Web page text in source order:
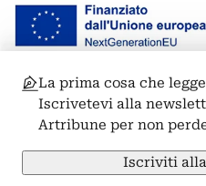
© 2011-2026 ARTRIBUNE srl –
00186 Roma - P.I. 11381581005
Privacy: Responsabile della
ARTRIBUNE srl – Corso Vittorio
Termini e condizioniPrivacy
La prima cosa che
Iscrivetevi alla
Artribune per non
Iscriviti